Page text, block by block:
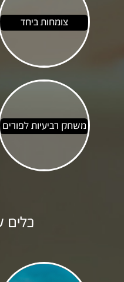
צומחות ביחד
משחק רביעיות לפורים
כלים